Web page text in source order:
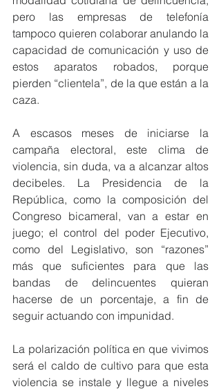
pero las empresas de telefonía
tampoco quieren colaborar anulando la
capacidad de comunicación y uso de
estos aparatos robados, porque
pierden “clientela”, de la que están a la
caza.
A escasos meses de iniciarse la
campaña electoral, este clima de
violencia, sin duda, va a alcanzar altos
decibeles. La Presidencia de la
República, como la composición del
Congreso bicameral, van a estar en
juego; el control del poder Ejecutivo,
como del Legislativo, son “razones”
más que suficientes para que las
bandas de delincuentes quieran
hacerse de un porcentaje, a fin de
seguir actuando con impunidad.
La polarización política en que vivimos
será el caldo de cultivo para que esta
violencia se instale y llegue a niveles